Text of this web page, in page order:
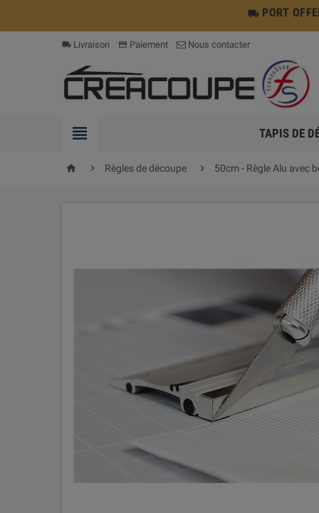
local_shipping PORT
local_shipping Livraison payment Paiement Nous contacter
 TAPIS DE
  Règles de découpe  50cm - Règle Alu avec